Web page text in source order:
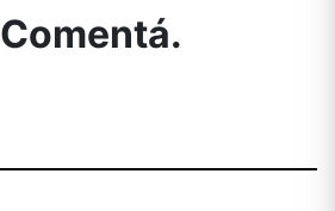
Comentá.